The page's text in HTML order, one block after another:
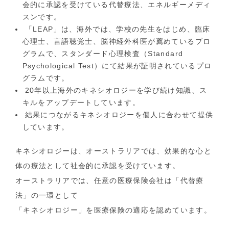
会的に承認を受けている代替療法、エネルギーメディ
スンです。
「LEAP」は、海外では、学校の先生をはじめ、臨床
心理士、言語聴覚士、脳神経外科医が薦めているプロ
グラムで、スタンダード心理検査（Standard
Psychological Test）にて結果が証明されているプロ
グラムです。
20年以上海外のキネシオロジーを学び続け知識、ス
キルをアップデートしています。
結果につながるキネシオロジーを個人に合わせて提供
しています。
キネシオロジーは、オーストラリアでは、効果的な心と
体の療法として社会的に承認を受けています。
オーストラリアでは、任意の医療保険会社は「代替療
法」の一環として
「キネシオロジー」を医療保険の適応を認めています。